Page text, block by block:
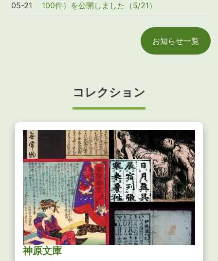
05-21
100件）を公開しました（5/21）
お知らせ一覧
コレクション
神原文庫